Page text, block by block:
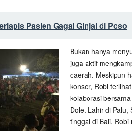
Pasien Gagal Ginjal di Poso
Bukan hanya
juga aktif
daerah. Meskipun
konser, Robi
kolaborasi
Dole. Lahir di Palu,
tinggal di Bali, Robi